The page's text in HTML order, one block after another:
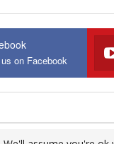
on Facebook